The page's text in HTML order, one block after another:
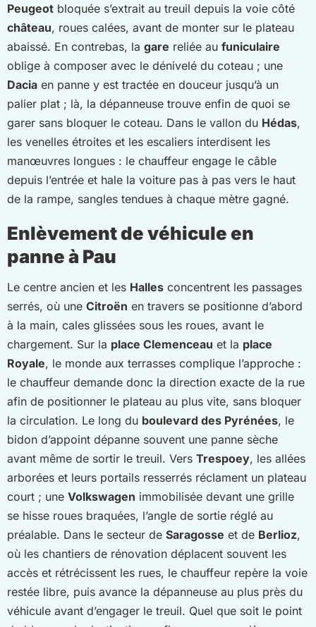
Peugeot bloquée s’extrait au treuil depuis la voie côté
château, roues calées, avant de monter sur le plateau
abaissé. En contrebas, la gare reliée au funiculaire
oblige à composer avec le dénivelé du coteau ; une
Dacia en panne y est tractée en douceur jusqu’à un
palier plat ; là, la dépanneuse trouve enfin de quoi se
garer sans bloquer le coteau. Dans le vallon du Hédas,
les venelles étroites et les escaliers interdisent les
manœuvres longues : le chauffeur engage le câble
depuis l’entrée et hale la voiture pas à pas vers le haut
de la rampe, sangles tendues à chaque mètre gagné.
Enlèvement de véhicule en
panne à Pau
Le centre ancien et les Halles concentrent les passages
serrés, où une Citroën en travers se positionne d’abord
à la main, cales glissées sous les roues, avant le
chargement. Sur la place Clemenceau et la place
Royale, le monde aux terrasses complique l’approche :
le chauffeur demande donc la direction exacte de la rue
afin de positionner le plateau au plus vite, sans bloquer
la circulation. Le long du boulevard des Pyrénées, le
bidon d’appoint dépanne souvent une panne sèche
avant même de sortir le treuil. Vers Trespoey, les allées
arborées et leurs portails resserrés réclament un plateau
court ; une Volkswagen immobilisée devant une grille
se hisse roues braquées, l’angle de sortie réglé au
préalable. Dans le secteur de Saragosse et de Berlioz,
où les chantiers de rénovation déplacent souvent les
accès et rétrécissent les rues, le chauffeur repère la voie
restée libre, puis avance la dépanneuse au plus près du
véhicule avant d’engager le treuil. Quel que soit le point